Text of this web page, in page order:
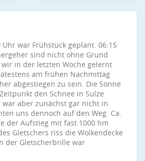
war Frühstück geplant. 06:15
sind nicht ohne Grund
in der letzten Woche gelernt
am frühen Nachmittag
abgestiegen zu sein. Die Sonne
den Schnee in Sulze
war aber zunächst gar nicht in
uns dennoch auf den Weg. Ca.
der Aufstieg mit fast 1000 hm
Gletschers riss die Wolkendecke
der Gletscherbrille war